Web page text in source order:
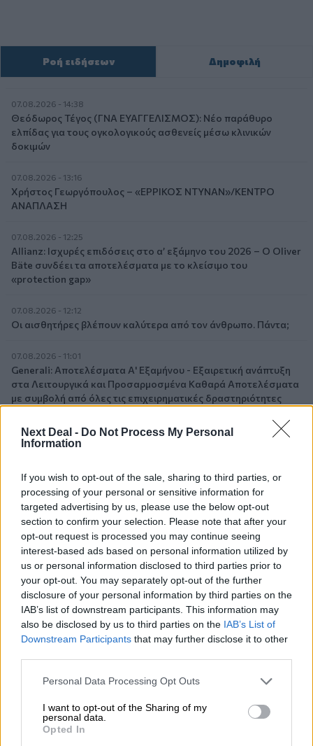
Next Deal - Do Not Process My Personal
Information
If you wish to opt-out of the sale, sharing to third parties, or
processing of your personal or sensitive information for
targeted advertising by us, please use the below opt-out
section to confirm your selection. Please note that after your
opt-out request is processed you may continue seeing
interest-based ads based on personal information utilized by
us or personal information disclosed to third parties prior to
your opt-out. You may separately opt-out of the further
disclosure of your personal information by third parties on the
IAB’s list of downstream participants. This information may
also be disclosed by us to third parties on the IAB’s List of
Downstream Participants that may further disclose it to other
Personal Data Processing Opt Outs
I want to opt-out of the Sharing of my
personal data.
Opted In
Ροή ειδήσεων Δημοφιλή
07.08.2026 - 14:38
Θεόδωρος Τέγος (ΓΝΑ ΕΥΑΓΓΕΛΙΣΜΟΣ): Νέο παράθυρο
ελπίδας για τους ογκολογικούς ασθενείς μέσω κλινικών
δοκιμών
07.08.2026 - 13:16
Χρήστος Γεωργόπουλος – «ΕΡΡΙΚΟΣ ΝΤΥΝΑΝ»/ΚΕΝΤΡΟ
ΑΝΑΠΛΑΣΗ
07.08.2026 - 12:25
Allianz: Ισχυρές επιδόσεις στο α’ εξάμηνο του 2026 – Ο Oliver
Bäte συνδέει τα αποτελέσματα με το κλείσιμο του
«protection gap»
07.08.2026 - 12:12
Οι αισθητήρες βλέπουν καλύτερα από τον άνθρωπο. Πάντα;
07.08.2026 - 11:01
Generali: Αποτελέσματα Α' Εξαμήνου - Εξαιρετική ανάπτυξη
στα Λειτουργικά και Προσαρμοσμένα Καθαρά Αποτελέσματα
με συμβολή από όλες τις επιχειρηματικές δραστηριότητες
07.08.2026 - 10:28
Ομαδικά Ασφαλιστικά προϊόντα Επαγγελματικής
ασφαλιστές
07.08.2026 - 09:23
CrediaBank: Οικονομικά Αποτελέσματα A’ Εξαμήνου 2026 -
Υψηλοί ρυθμοί ανάπτυξης και νέα ρεκόρ επιδόσεων
07.08.2026 - 08:45
Στόχος για νέα δάνεια 15 δισ. το 2026, η «ακτινογραφία» της
κερδοφορίας των τραπεζών, η δυναμική επιστροφή της
Metlen, μεγαλώνει ταχύτατα η CrediaBank
06.08.2026 - 22:39
στο έργο του – Ποιος είναι ο Έλληνας χειρουργός Χρήστος
Κοντοβουνήσιος
06.08.2026 - 14:55
Μιχάλης Τάτσης, Insurance & Healthcare Analyst, διευθυντής
Επιχειρηματικής Ανάπτυξης Ομίλου HHG